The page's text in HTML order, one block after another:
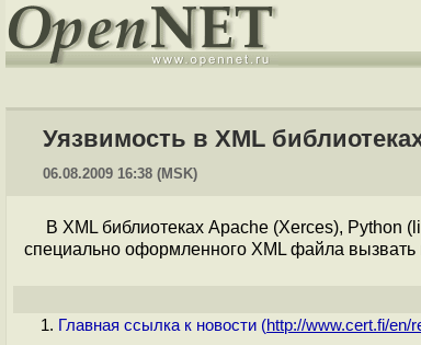
Уязвимость в XML
06.08.2009 16:38 (MSK)
В XML библиотеках Apache (Xerces), Python
специально оформленного XML файла
Главная ссылка к новости (http://www.cert.fi/en/